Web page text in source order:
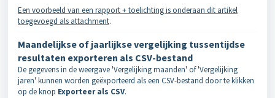
Een voorbeeld van een rapport + toelichting is onderaan dit artikel
toegevoegd als attachment.
Maandelijkse of jaarlijkse vergelijking tussentijdse
resultaten exporteren als CSV-bestand
De gegevens in de weergave 'Vergelijking maanden' of 'Vergelijking
jaren' kunnen worden geëxporteerd als een CSV-bestand door te klikken
op de knop Exporteer als CSV.